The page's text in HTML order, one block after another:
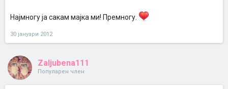
Најмногу ја сакам мајка ми! Премногу.
30 јануари 2012
Zaljubena111
Популарен член